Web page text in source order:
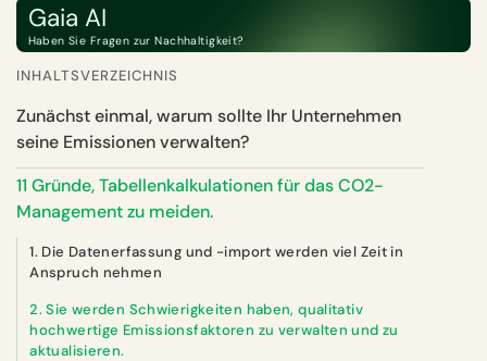
Gaia AI
Haben Sie Fragen zur Nachhaltigkeit?
INHALTSVERZEICHNIS
Zunächst einmal, warum sollte Ihr Unternehmen
seine Emissionen verwalten?
11 Gründe, Tabellenkalkulationen für das CO2-
Management zu meiden.
1. Die Datenerfassung und -import werden viel Zeit in
Anspruch nehmen
2. Sie werden Schwierigkeiten haben, qualitativ
hochwertige Emissionsfaktoren zu verwalten und zu
aktualisieren.